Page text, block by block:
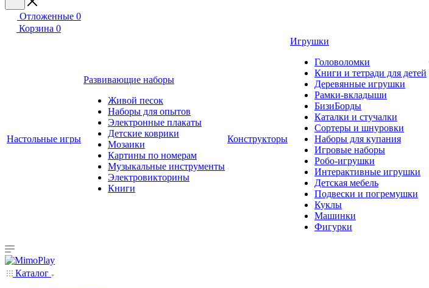
Отложенные 0
Корзина 0
Настольные игры
Развивающие наборы
Живой песок
Наборы для опытов
Электронные плакаты
Детские коврики
Мозаики
Картины по номерам
Музыкальные инструменты
Электровикторины
Книги
Конструкторы
Игрушки
Головоломки
Книги и тетради для детей
Деревянные игрушки
Рамки-вкладыши
БизиБорды
Каталки и стучалки
Сортеры и шнуровки
Наборы для купания
Игровые наборы
Робо-игрушки
Интерактивные игрушки
Детская мебель
Подвески и погремушки
Куклы
Машинки
Фигурки
Каталог